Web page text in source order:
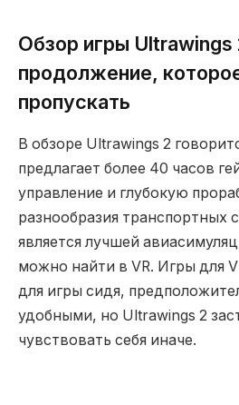
Обзор игры Ultrawings
продолжение,
пропускать
В обзоре Ultrawings 2
предлагает более 40 часов
управление и глубокую
разнообразия транспортных
является лучшей
можно найти в VR. Игры для
для игры сидя,
удобными, но Ultrawings 2
чувствовать себя иначе.